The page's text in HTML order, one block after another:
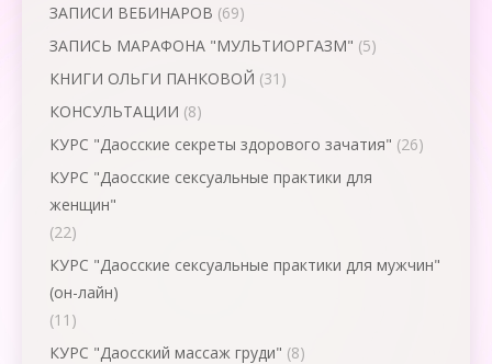
ЗАПИСИ ВЕБИНАРОВ (69)
ЗАПИСЬ МАРАФОНА "МУЛЬТИОРГАЗМ" (5)
КНИГИ ОЛЬГИ ПАНКОВОЙ (31)
КОНСУЛЬТАЦИИ (8)
КУРС "Даосские секреты здорового зачатия" (26)
КУРС "Даосские сексуальные практики для
женщин"
(22)
КУРС "Даосские сексуальные практики для мужчин"
(он-лайн)
(11)
КУРС "Даосский массаж груди" (8)